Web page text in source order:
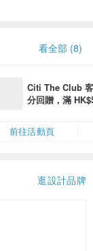
看全部 (8)
Citi The Club
分回贈，滿
前往活動頁
逛設計品牌